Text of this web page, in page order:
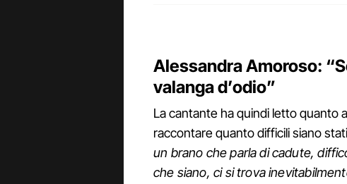
Alessandra Amoroso:
valanga d’odio”
La cantante ha quindi letto
raccontare quanto difficili siano
un brano che parla di cadute,
che siano, ci si trova